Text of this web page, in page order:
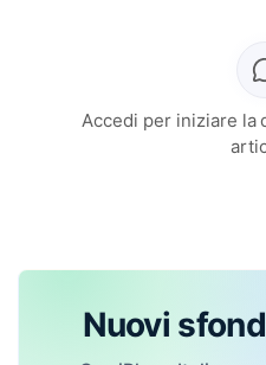
Accedi per iniziare la
Nuovi